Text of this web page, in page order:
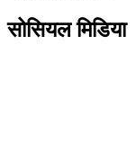
सोसियल मिडिया